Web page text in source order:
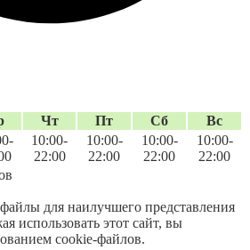
Чт Пт Сб
Вс
10:00-
22:00
10:00-
22:00
10:00-
22:00
10:00-
22:00
для наилучшего представления
использовать этот сайт, вы
cookie-файлов.